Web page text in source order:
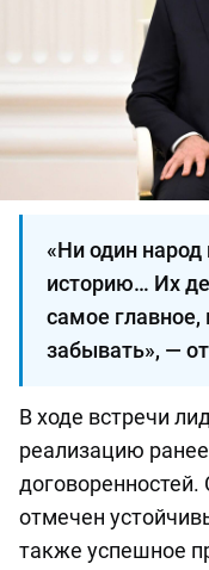
«Ни один
историю… Их
самое
забывать», —
В ходе встречи
реализацию
отмечен
также успешное